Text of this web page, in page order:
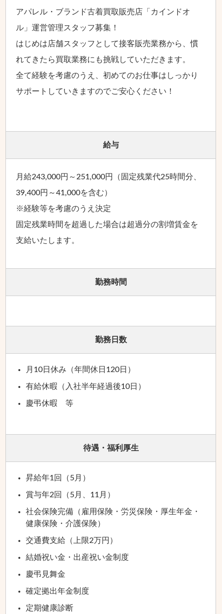
アパレル・ブランド古着買取販売店「カインドオ
ル」運営管理スタッフ募集！
はじめは店舗スタッフとして接客販売業務から、慣
れてきたら買取業務にも挑戦していただきます。
全て経験を考慮のうえ、初めてのお仕事はしっかり
サポートしていきますのでご安心ください！
給与
月給243,000円～251,000円（固定残業代25時間分、
39,400円～41,000を含む）
※経験等を考慮のうえ決定
固定残業時間を超過した場合は超過分の割増賃金を
支給いたします。
勤務時間
勤務日数
月10日休み（年間休日120日）
有給休暇（入社半年経過後10日）
慶弔休暇 等
待遇・福利厚生
昇給年1回（5月）
賞与年2回（5月、11月）
社会保険完備（雇用保険・労災保険・厚生年金・
健康保険・介護保険）
交通費支給（上限2万円）
結婚祝い金・出産祝い金制度
慶弔見舞金
確定拠出年金制度
定期健康診断